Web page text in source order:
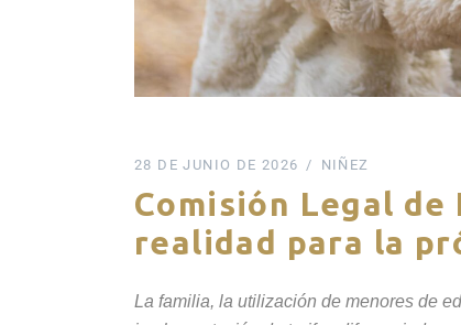
28 DE JUNIO DE 2026 NIÑEZ
Comisión Legal
realidad para la
La familia, la utilización de menores de